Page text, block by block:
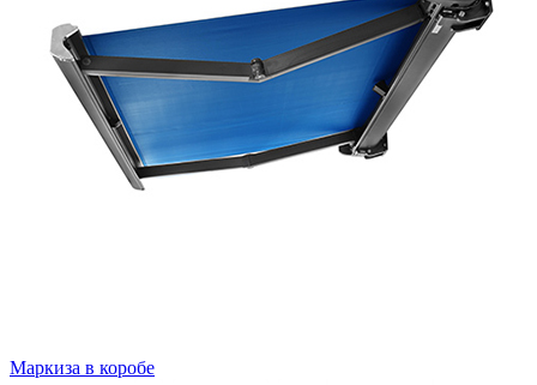
Маркиза в коробе